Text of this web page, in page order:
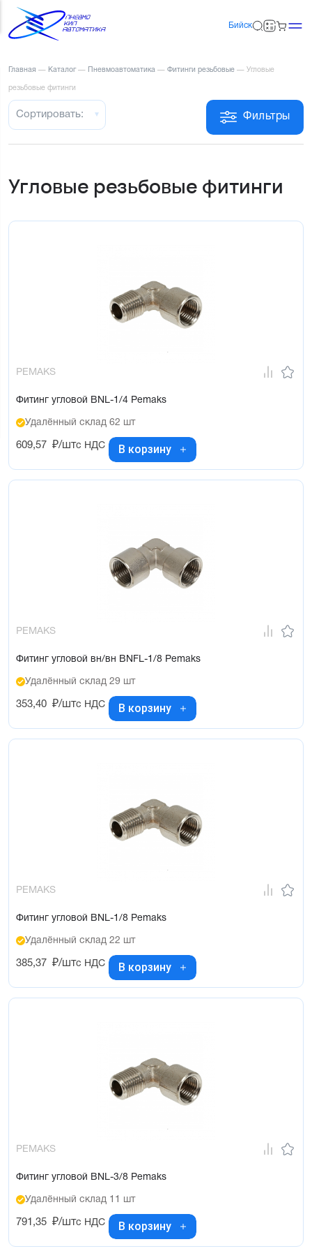
Бийск
Главная — Каталог — Пневмоавтоматика — Фитинги резьбовые — Угловые
резьбовые фитинги
Фильтры
Сортировать:
Угловые резьбовые фитинги
PEMAKS
Фитинг угловой BNL-1/4 Pemaks
Удалённый склад 62 шт
609,57 ₽/штс НДС В корзину
PEMAKS
Фитинг угловой вн/вн BNFL-1/8 Pemaks
Удалённый склад 29 шт
353,40 ₽/штс НДС В корзину
PEMAKS
Фитинг угловой BNL-1/8 Pemaks
Удалённый склад 22 шт
385,37 ₽/штс НДС В корзину
PEMAKS
Фитинг угловой BNL-3/8 Pemaks
Удалённый склад 11 шт
791,35 ₽/штс НДС В корзину